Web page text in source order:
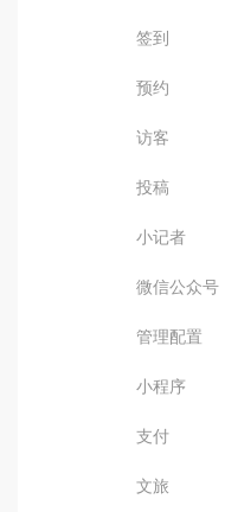
签到
预约
访客
投稿
小记者
微信公众号
管理配置
小程序
支付
文旅